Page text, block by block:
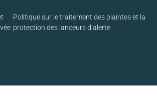
Politique sur le traitement des plaintes et la
protection des lanceurs d’alerte